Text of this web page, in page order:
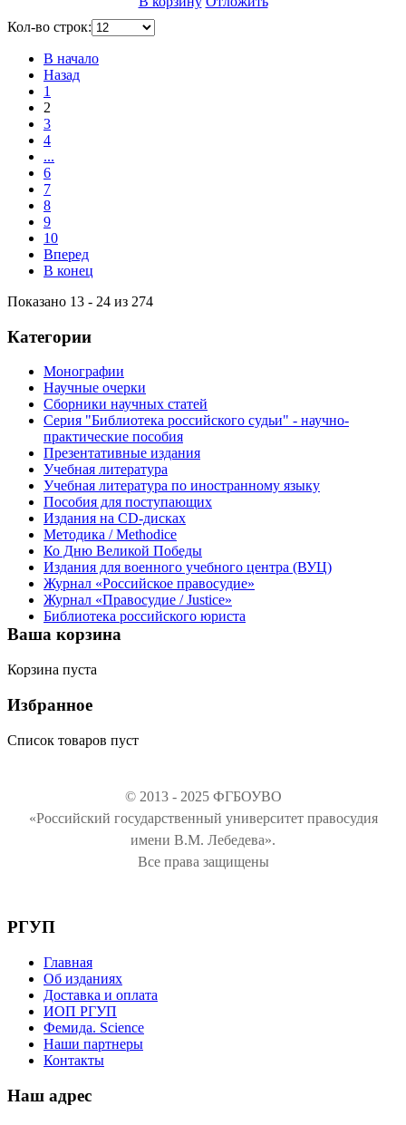
Кол-во строк:
В начало
Назад
1
2
3
4
...
6
7
8
9
10
Вперед
В конец
Показано 13 - 24 из 274
Категории
Монографии
Научные очерки
Сборники научных статей
Серия "Библиотека российского судьи" - научно-
практические пособия
Презентативные издания
Учебная литература
Учебная литература по иностранному языку
Пособия для поступающих
Издания на CD-дисках
Методика / Methodice
Ко Дню Великой Победы
Издания для военного учебного центра (ВУЦ)
Журнал «Российское правосудие»
Журнал «Правосудие / Justice»
Библиотека российского юриста
Ваша корзина
Корзина пуста
Избранное
Список товаров пуст
© 2013 - 2025 ФГБОУВО
«Российский государственный университет правосудия
имени В.М. Лебедева».
Все права защищены
РГУП
Главная
Об изданиях
Доставка и оплата
ИОП РГУП
Фемида. Science
Наши партнеры
Контакты
Наш адрес